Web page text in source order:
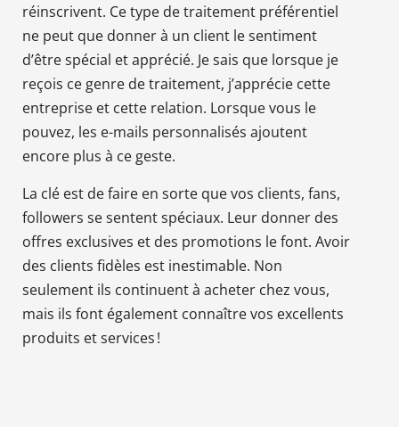
réinscrivent. Ce type de traitement préférentiel
ne peut que donner à un client le sentiment
d’être spécial et apprécié. Je sais que lorsque je
reçois ce genre de traitement, j’apprécie cette
entreprise et cette relation. Lorsque vous le
pouvez, les e-mails personnalisés ajoutent
encore plus à ce geste.
La clé est de faire en sorte que vos clients, fans,
followers se sentent spéciaux. Leur donner des
offres exclusives et des promotions le font. Avoir
des clients fidèles est inestimable. Non
seulement ils continuent à acheter chez vous,
mais ils font également connaître vos excellents
produits et services !